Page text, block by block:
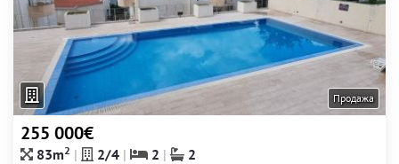
Продажа
255 000€
83m2 2/4 2
2